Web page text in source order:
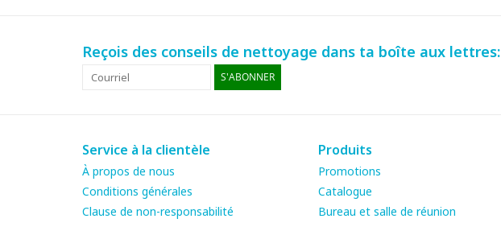
Reçois des conseils de nettoyage dans ta boîte aux lettres:
S'ABONNER
Service à la clientèle
À propos de nous
Conditions générales
Clause de non-responsabilité
Produits
Promotions
Catalogue
Bureau et salle de réunion